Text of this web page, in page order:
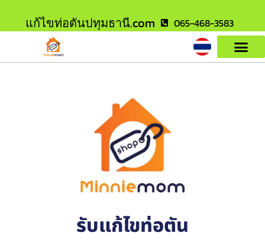
แก้ไขท่อตันปทุมธานี.com 065-468-3583
รับแก้ไขท่อตัน